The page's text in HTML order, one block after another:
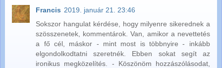
Francis 2019. január 21. 23:46
Sokszor hangulat kérdése, hogy milyenre sikerednek a
szösszenetek, kommentárok. Van, amikor a nevettetés
a fő cél, máskor - mint most is többnyire - inkább
elgondolkodtatni szeretnék. Ebben sokat segít az
ironikus megközelítés. - Köszönöm hozzászólásodat,